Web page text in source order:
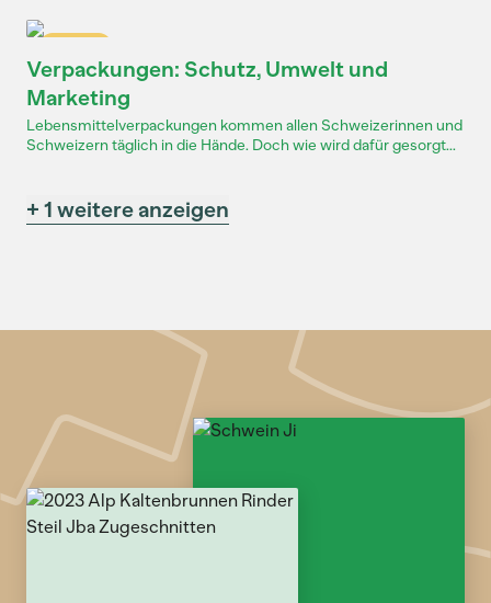
Verpackungen: Schutz, Umwelt und
Marketing
Lebensmittelverpackungen kommen allen Schweizerinnen und
Schweizern täglich in die Hände. Doch wie wird dafür gesorgt...
+ 1 weitere anzeigen